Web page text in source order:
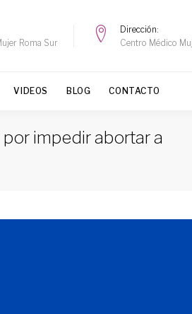
Roma Sur
Dirección
Centro Médico
VIDEOS BLOG CONTACTO
impedir abortar a